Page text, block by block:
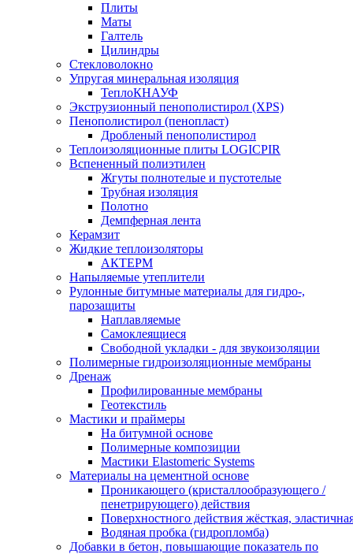
Плиты
Маты
Галтель
Цилиндры
Стекловолокно
Упругая минеральная изоляция
ТеплоКНАУФ
Экструзионный пенополистирол (XPS)
Пенополистирол (пенопласт)
Дробленый пенополистирол
Теплоизоляционные плиты LOGICPIR
Вспененный полиэтилен
Жгуты полнотелые и пустотелые
Трубная изоляция
Полотно
Демпферная лента
Керамзит
Жидкие теплоизоляторы
АКТЕРМ
Напыляемые утеплители
Рулонные битумные материалы для гидро-,
парозащиты
Наплавляемые
Самоклеящиеся
Свободной укладки - для звукоизоляции
Полимерные гидроизоляционные мембраны
Дренаж
Профилированные мембраны
Геотекстиль
Мастики и праймеры
На битумной основе
Полимерные композиции
Мастики Elastomeric Systems
Материалы на цементной основе
Проникающего (кристаллообразующего /
пенетрирующего) действия
Поверхностного действия жёсткая,
Водяная пробка (гидропломба)
Добавки в бетон, повышающие показатель по